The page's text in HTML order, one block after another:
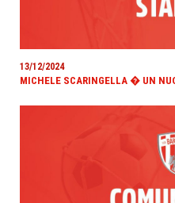
13/12/2024
MICHELE SCARINGELLA � UN